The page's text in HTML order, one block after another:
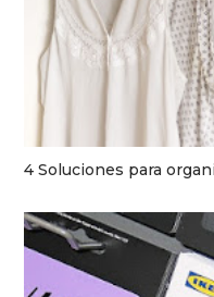
4 Soluciones para